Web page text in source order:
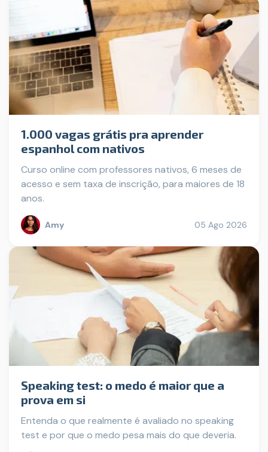
1.000 vagas grátis pra aprender
espanhol com nativos
Curso online com professores nativos, 6 meses de
acesso e sem taxa de inscrição, para maiores de 18
anos.
Amy 05 Ago 2026
Speaking test: o medo é maior que a
prova em si
Entenda o que realmente é avaliado no speaking
test e por que o medo pesa mais do que deveria.